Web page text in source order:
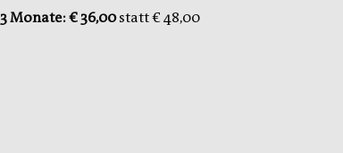
3 Monate: € 36,00statt € 48,00